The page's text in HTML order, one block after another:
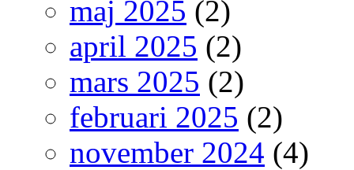
maj 2025 (2)
april 2025 (2)
mars 2025 (2)
februari 2025 (2)
november 2024 (4)